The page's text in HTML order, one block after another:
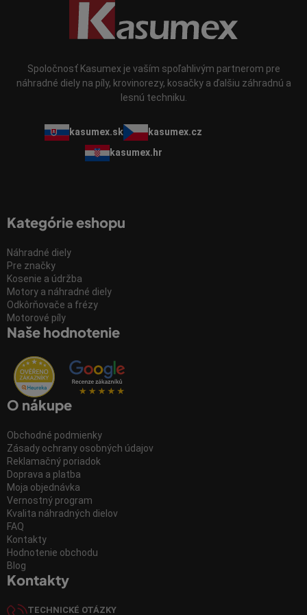
Spoločnosť Kasumex je vaším spoľahlivým partnerom pre
náhradné diely na píly, krovinorezy, kosačky a ďalšiu záhradnú a
lesnú techniku.
kasumex.sk
kasumex.cz
kasumex.hr
Kategórie eshopu
Náhradné diely
Pre značky
Kosenie a údržba
Motory a náhradné diely
Odkôrňovače a frézy
Motorové píly
Naše hodnotenie
O nákupe
Obchodné podmienky
Zásady ochrany osobných údajov
Reklamačný poriadok
Doprava a platba
Moja objednávka
Vernostný program
Kvalita náhradných dielov
FAQ
Kontakty
Hodnotenie obchodu
Blog
Kontakty
TECHNICKÉ OTÁZKY